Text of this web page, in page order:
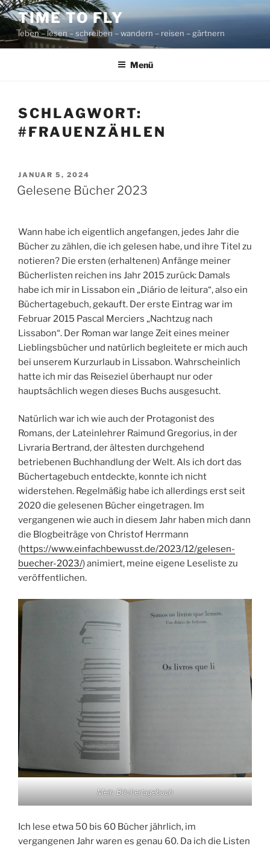
Zum
Inhalt
springen
TIME TO FLY
leben – lesen – schreiben – wandern – reisen – gärtnern
Menü
SCHLAGWORT:
#FRAUENZÄHLEN
VERÖFFENTLICHT
AM
JANUAR 5, 2024
Gelesene Bücher 2023
Wann habe ich eigentlich angefangen, jedes Jahr die
Bücher zu zählen, die ich gelesen habe, und ihre Titel zu
notieren? Die ersten (erhaltenen) Anfänge meiner
Bücherlisten reichen ins Jahr 2015 zurück: Damals
habe ich mir in Lissabon ein „Diário de leitura“, also ein
Büchertagebuch, gekauft. Der erste Eintrag war im
Februar 2015 Pascal Merciers „Nachtzug nach
Lissabon“. Der Roman war lange Zeit eines meiner
Lieblingsbücher und natürlich begleitete er mich auch
bei unserem Kurzurlaub in Lissabon. Wahrscheinlich
hatte ich mir das Reiseziel überhaupt nur oder
hauptsächlich wegen dieses Buchs ausgesucht.
Natürlich war ich wie auch der Protagonist des
Romans, der Lateinlehrer Raimund Gregorius, in der
Livraria Bertrand, der ältesten durchgehend
betriebenen Buchhandlung der Welt. Als ich dort das
Büchertagebuch entdeckte, konnte ich nicht
widerstehen. Regelmäßig habe ich allerdings erst seit
2020 die gelesenen Bücher eingetragen. Im
vergangenen wie auch in diesem Jahr haben mich dann
die Blogbeiträge von Christof Herrmann
(https://www.einfachbewusst.de/2023/12/gelesen-
buecher-2023/) animiert, meine eigene Leseliste zu
veröffentlichen.
Mein Büchertagebuch
Ich lese etwa 50 bis 60 Bücher jährlich, im
vergangenen Jahr waren es genau 60. Da ich die Listen